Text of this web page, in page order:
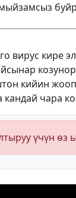
вирус кире
кийин
кандай чара
үчүн